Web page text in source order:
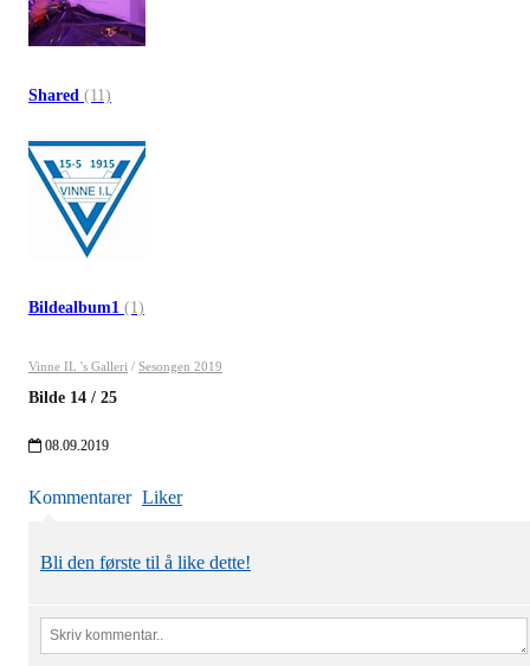
Shared (11)
Bildealbum1 (1)
Vinne IL 's Galleri / Sesongen 2019
Bilde 14 / 25
08.09.2019
Kommentarer Liker
Bli den første til å like dette!